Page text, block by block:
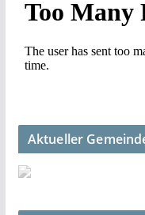
Aktueller